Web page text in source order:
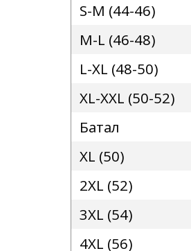
S-M (44-46)
M-L (46-48)
L-XL (48-50)
XL-XXL (50-52)
Батал
XL (50)
2XL (52)
3XL (54)
4XL (56)